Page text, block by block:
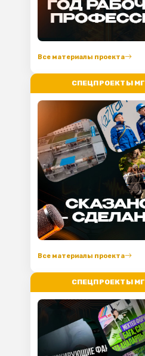
Все материалы проекта
СПЕЦПРОЕКТЫ МГ
Все материалы проекта
СПЕЦПРОЕКТЫ МГ